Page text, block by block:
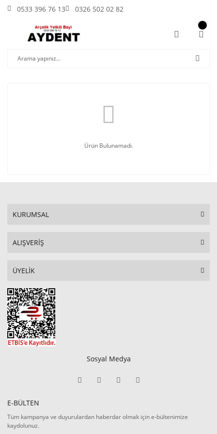
0533 396 76 13 0326 502 02 82
Ürün Bulunamadı.
KURUMSAL
ALIŞVERİŞ
ÜYELİK
Sosyal Medya
E-BÜLTEN
Tüm kampanya ve duyurulardan haberdar olmak için e-bültenimize
kaydolunuz.